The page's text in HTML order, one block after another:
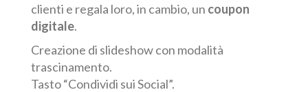
clienti e regala loro, in cambio, un coupon
digitale.
Creazione di slideshow con modalità
trascinamento.
Tasto “Condividi sui Social”.